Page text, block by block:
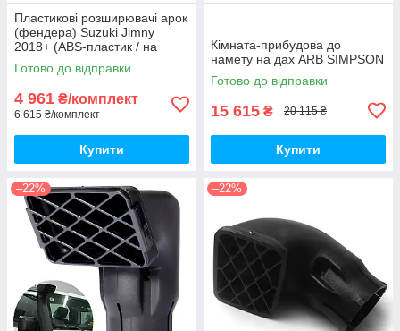
Пластикові розширювачі арок
(фендера) Suzuki Jimny
2018+ (ABS-пластик / на
скотчі 3М)
Готово до відправки
4 961 ₴/комплект
6 615 ₴/комплект
Купити
Кімната-прибудова до
намету на дах ARB SIMPSON
Готово до відправки
15 615 ₴ 20 115 ₴
Купити
–22% –22%